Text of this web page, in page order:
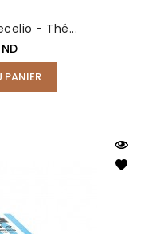
- Thé...
PANIER